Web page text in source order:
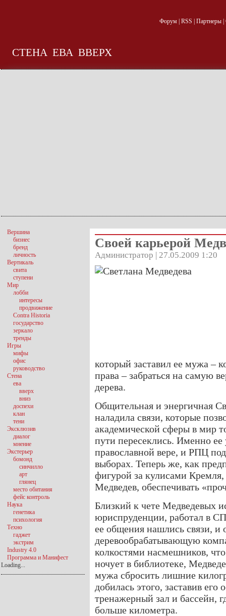
Форум| RSS Партнеры|
СТЕНА ЕВА ВВЕРХ
Своей карьерой
Администратор | 27.05.2009 1:20
который заставил ее мужа –
права – забраться на самую
дерева.
Общительная и энергичная
наладила связи, которые
академической сферы в мир
пути пересеклись. Именно
православной вере, и РПЦ
выборах. Теперь же, как
фигурой за кулисами Кремля,
Медведев, обеспечивать
Близкий к чете Медведевых
юриспруденции, работал в
ее общения нашлись связи, и
деревообрабатывающую
колкостями насмешников,
ночует в библиотеке,
мужа сбросить лишние
добилась этого, заставив его
тренажерный зал и бассейн,
больше километра.
Вершина
бизнес
бренд
личность
Вертикаль
свита
ступени
Мир
лобби
интересы
продвижение
Contra Historia
государство
зеркало
тренды
Игры
мифы
офис
руководство
Стена
ева
вверх
вниз
доспехи
клан
тени
Эксклюзив
диалог
мнение
Экстерьер
бомонд
синчилло
арт
глянец
место обитания
фейс контроль
Наука
генетика
психология
Техно
гаджет
экстрим
Industry 4.0
Программа и Манифест
Loading...